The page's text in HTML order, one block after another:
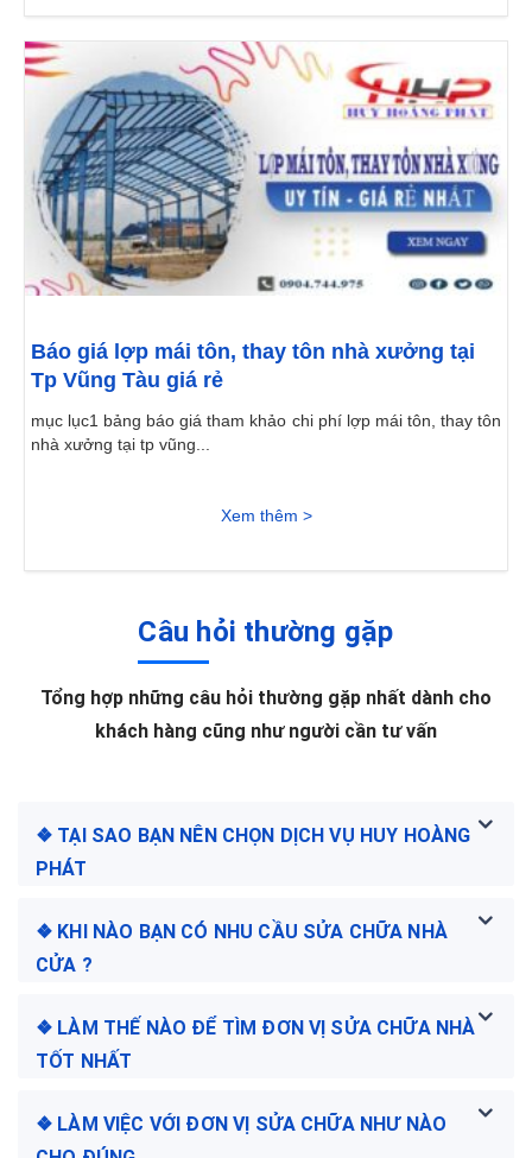
Báo giá lợp mái tôn, thay tôn nhà xưởng tại
Tp Vũng Tàu giá rẻ
mục lục1 bảng báo giá tham khảo chi phí lợp mái tôn, thay tôn
nhà xưởng tại tp vũng...
Xem thêm >
Câu hỏi thường gặp
Tổng hợp những câu hỏi thường gặp nhất dành cho
khách hàng cũng như người cần tư vấn
❖ TẠI SAO BẠN NÊN CHỌN DỊCH VỤ HUY HOÀNG
PHÁT
❖ KHI NÀO BẠN CÓ NHU CẦU SỬA CHỮA NHÀ
CỬA ?
❖ LÀM THẾ NÀO ĐỂ TÌM ĐƠN VỊ SỬA CHỮA NHÀ
TỐT NHẤT
❖ LÀM VIỆC VỚI ĐƠN VỊ SỬA CHỮA NHƯ NÀO